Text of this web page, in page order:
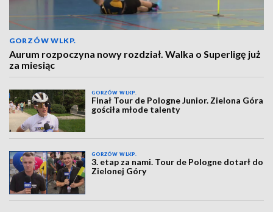
GORZÓW WLKP.
Aurum rozpoczyna nowy rozdział. Walka o Superligę już
za miesiąc
GORZÓW WLKP.
Finał Tour de Pologne Junior. Zielona Góra
gościła młode talenty
GORZÓW WLKP.
3. etap za nami. Tour de Pologne dotarł do
Zielonej Góry